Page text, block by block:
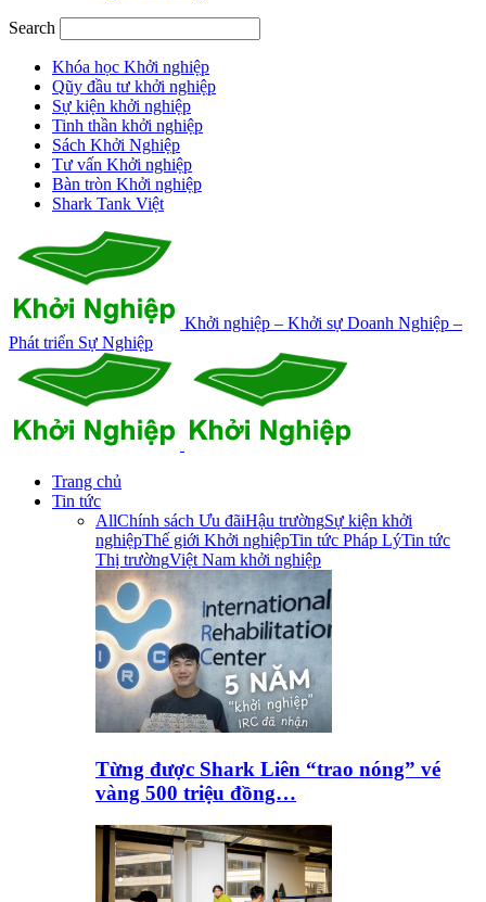
Search
Khóa học Khởi nghiệp
Qũy đầu tư khởi nghiệp
Sự kiện khởi nghiệp
Tinh thần khởi nghiệp
Sách Khởi Nghiệp
Tư vấn Khởi nghiệp
Bàn tròn Khởi nghiệp
Shark Tank Việt
Khởi nghiệp – Khởi sự Doanh Nghiệp –
Phát triển Sự Nghiệp
Trang chủ
Tin tức
AllChính sách Ưu đãiHậu trườngSự kiện khởi
nghiệpThế giới Khởi nghiệpTin tức Pháp LýTin tức
Thị trườngViệt Nam khởi nghiệp
Từng được Shark Liên “trao nóng” vé
vàng 500 triệu đồng…